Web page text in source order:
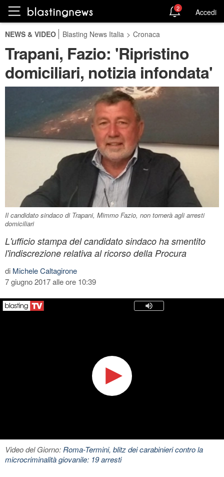
2 Accedi
NEWS & VIDEO Blasting News Italia > Cronaca
Trapani, Fazio: 'Ripristino
domiciliari, notizia infondata'
Il candidato sindaco di Trapani, Mimmo Fazio, non tornerà agli arresti
domiciliari
L'ufficio stampa del candidato sindaco ha smentito
l'indiscrezione relativa al ricorso della Procura
di Michele Caltagirone
7 giugno 2017 alle ore 10:39
Video del Giorno:Roma-Termini, blitz dei carabinieri contro la
microcriminalità giovanile: 19 arresti